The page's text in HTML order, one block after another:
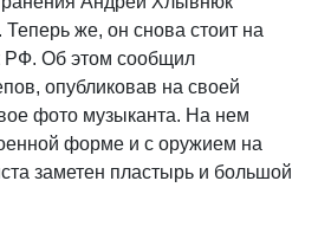
же, он снова стоит на
РФ. Об этом сообщил
опубликовав на своей
фото музыканта. На нем
форме и с оружием на
заметен пластырь и большой